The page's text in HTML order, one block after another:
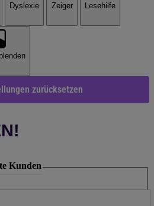
Dyslexie Zeiger Lesehilfe
zurücksetzen
Kunden